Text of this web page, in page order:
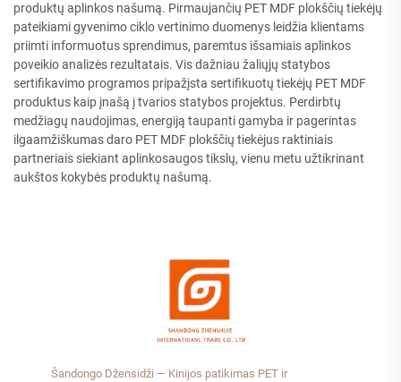
produktų aplinkos našumą. Pirmaujančių PET MDF plokščių tiekėjų
pateikiami gyvenimo ciklo vertinimo duomenys leidžia klientams
priimti informuotus sprendimus, paremtus išsamiais aplinkos
poveikio analizės rezultatais. Vis dažniau žaliųjų statybos
sertifikavimo programos pripažįsta sertifikuotų tiekėjų PET MDF
produktus kaip įnašą į tvarios statybos projektus. Perdirbtų
medžiagų naudojimas, energiją taupanti gamyba ir pagerintas
ilgaamžiškumas daro PET MDF plokščių tiekėjus raktiniais
partneriais siekiant aplinkosaugos tikslų, vienu metu užtikrinant
aukštos kokybės produktų našumą.
Šandongo Džensidži — Kinijos patikimas PET ir